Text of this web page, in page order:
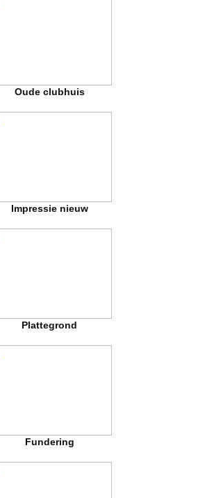
Oude clubhuis
Impressie nieuw
Plattegrond
Fundering